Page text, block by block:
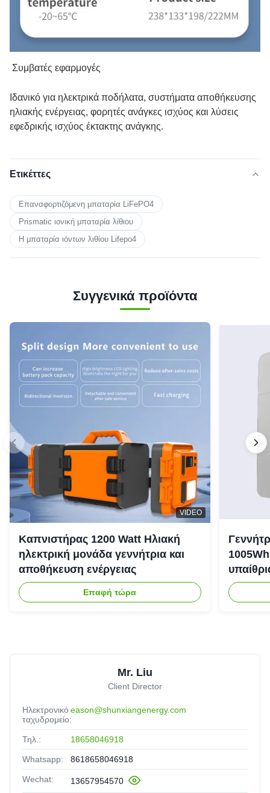
Συμβατές εφαρμογές
Ιδανικό για ηλεκτρικά ποδήλατα, συστήματα αποθήκευσης
ηλιακής ενέργειας, φορητές ανάγκες ισχύος και λύσεις
εφεδρικής ισχύος έκτακτης ανάγκης.
Ετικέττες
Επαναφορτιζόμενη μπαταρία LiFePO4
Prismatic ιονική μπαταρία λίθιου
Η μπαταρία ιόντων λιθίου Lifepo4
Συγγενικά προϊόντα
VIDEO
Καπνιστήρας 1200 Watt Ηλιακή
ηλεκτρική μονάδα γεννήτρια και
αποθήκευση ενέργειας
Επαφή τώρα
Mr. Liu
Client Director
Ηλεκτρονικό
ταχυδρομείο:
eason@shunxiangenergy.com
Τηλ.: 18658046918
Whatsapp: 8618658046918
Wechat: 13657954570